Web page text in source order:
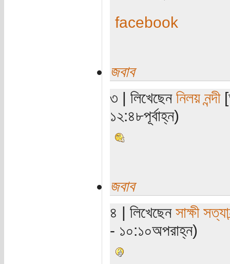
facebook
জবাব
৩ | লিখেছেন নিলয় নন্দী
১২:৪৮পূর্বাহ্ন)
জবাব
৪ | লিখেছেন সাক্ষী
- ১০:১০অপরাহ্ন)